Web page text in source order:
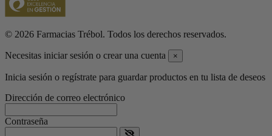
© 2026 Farmacias Trébol. Todos los derechos reservados.
Necesitas iniciar sesión o crear una cuenta ×
Inicia sesión o regístrate para guardar productos en tu lista de deseos
Dirección de correo electrónico
Contraseña